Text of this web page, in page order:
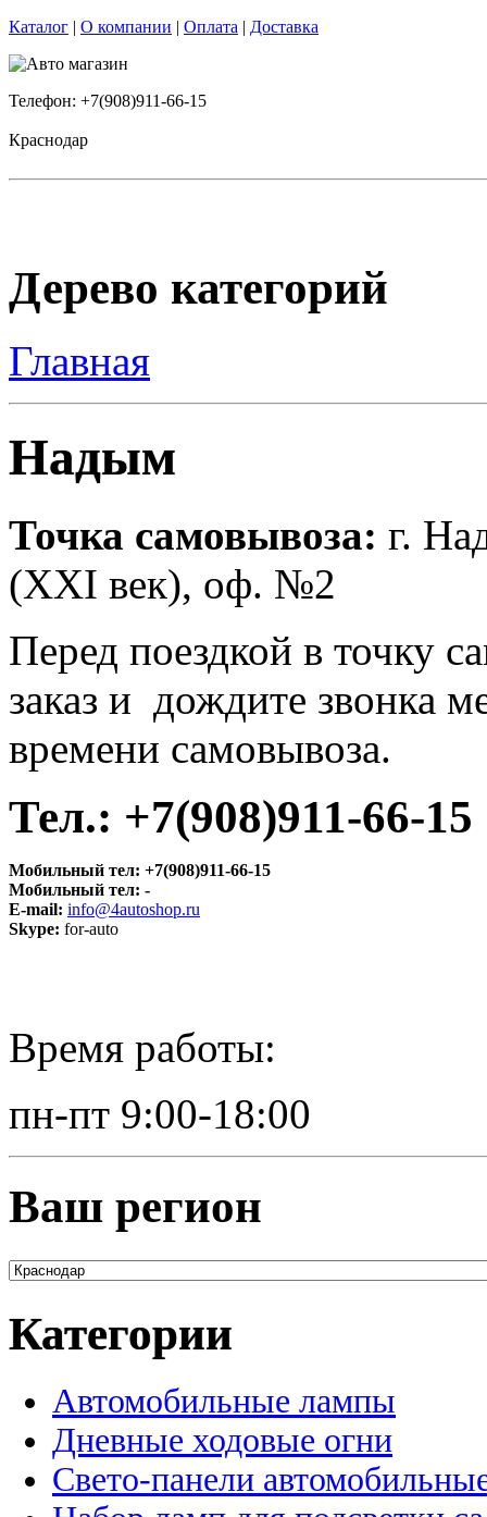
Каталог | О компании | Оплата | Доставка
Телефон: +7(908)911-66-15
Краснодар
Дерево категорий
Главная
Надым
Точка самовывоза: г.
(XXI век), оф. №2
Перед поездкой в точку
заказ и дождите звонка
времени самовывоза.
Тел.: +7(908)911-66-15
Мобильный тел: +7(908)911-66-15
Мобильный тел: -
E-mail: info@4autoshop.ru
Skype: for-auto
Время работы:
пн-пт 9:00-18:00
Ваш регион
Категории
Автомобильные лампы
Дневные ходовые огни
Свето-панели